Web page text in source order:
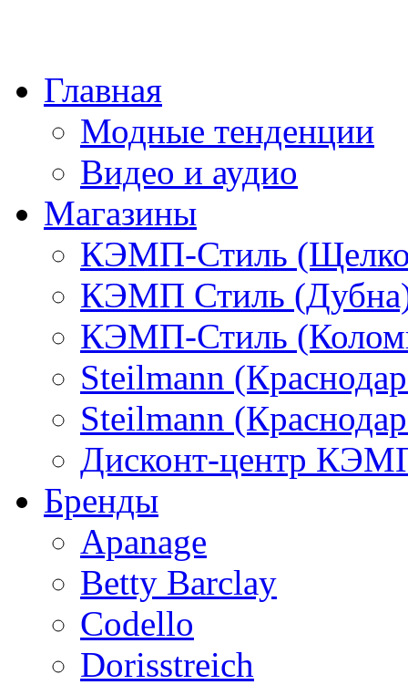
Главная
Модные тенденции
Видео и аудио
Магазины
КЭМП-Стиль
КЭМП Стиль
КЭМП-Стиль
Steilmann
Steilmann
Дисконт-центр
Бренды
Apanage
Betty Barclay
Codello
Dorisstreich